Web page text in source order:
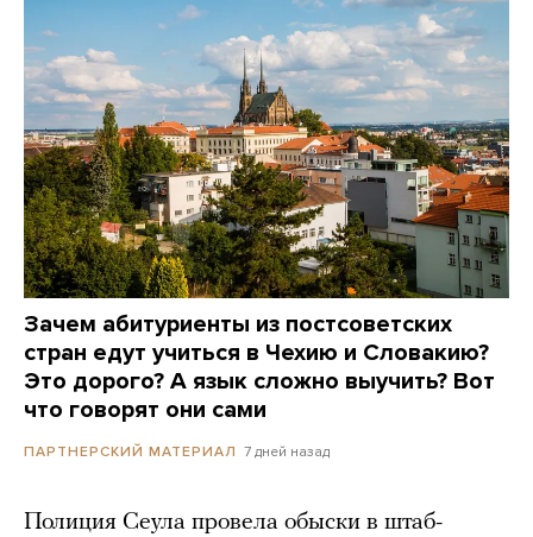
Зачем абитуриенты из постсоветских
стран едут учиться в Чехию и Словакию?
Это дорого? А язык сложно выучить? Вот
что говорят они сами
ПАРТНЕРСКИЙ МАТЕРИАЛ 7 дней назад
Полиция Сеула провела обыски в штаб-